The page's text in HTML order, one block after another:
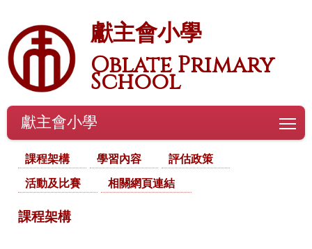
獻主會小學
Oblate Primary
School
獻主會小學
課程架構 學習內容
評估政策
活動及比賽
相關網頁連結
課程架構